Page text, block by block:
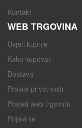
Kontakt
WEB TRGOVINA
Uvjeti kupnje
Kako kupovati
Dostava
Pravila privatnosti
Posjeti web trgovinu
Prijavi se